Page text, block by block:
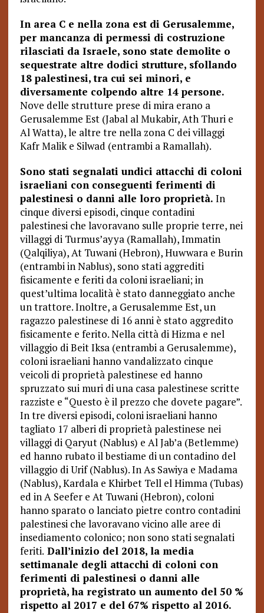
In area C e nella zona est di Gerusalemme,
per mancanza di permessi di costruzione
rilasciati da Israele, sono state demolite o
sequestrate altre dodici strutture, sfollando
18 palestinesi, tra cui sei minori, e
diversamente colpendo altre 14 persone.
Nove delle strutture prese di mira erano a
Gerusalemme Est (Jabal al Mukabir, Ath Thuri e
Al Watta), le altre tre nella zona C dei villaggi
Kafr Malik e Silwad (entrambi a Ramallah).
Sono stati segnalati undici attacchi di coloni
israeliani con conseguenti ferimenti di
palestinesi o danni alle loro proprietà. In
cinque diversi episodi, cinque contadini
palestinesi che lavoravano sulle proprie terre, nei
villaggi di Turmus’ayya (Ramallah), Immatin
(Qalqiliya), At Tuwani (Hebron), Huwwara e Burin
(entrambi in Nablus), sono stati aggrediti
fisicamente e feriti da coloni israeliani; in
quest’ultima località è stato danneggiato anche
un trattore. Inoltre, a Gerusalemme Est, un
ragazzo palestinese di 16 anni è stato aggredito
fisicamente e ferito. Nella città di Hizma e nel
villaggio di Beit Iksa (entrambi a Gerusalemme),
coloni israeliani hanno vandalizzato cinque
veicoli di proprietà palestinese ed hanno
spruzzato sui muri di una casa palestinese scritte
razziste e “Questo è il prezzo che dovete pagare”.
In tre diversi episodi, coloni israeliani hanno
tagliato 17 alberi di proprietà palestinese nei
villaggi di Qaryut (Nablus) e Al Jab’a (Betlemme)
ed hanno rubato il bestiame di un contadino del
villaggio di Urif (Nablus). In As Sawiya e Madama
(Nablus), Kardala e Khirbet Tell el Himma (Tubas)
ed in A Seefer e At Tuwani (Hebron), coloni
hanno sparato o lanciato pietre contro contadini
palestinesi che lavoravano vicino alle aree di
insediamento colonico; non sono stati segnalati
feriti. Dall’inizio del 2018, la media
settimanale degli attacchi di coloni con
ferimenti di palestinesi o danni alle
proprietà, ha registrato un aumento del 50 %
rispetto al 2017 e del 67% rispetto al 2016.